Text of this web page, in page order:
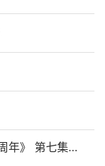
《我们一起走过——致敬改革开放40周年》 第七集 我们的生活充满阳光